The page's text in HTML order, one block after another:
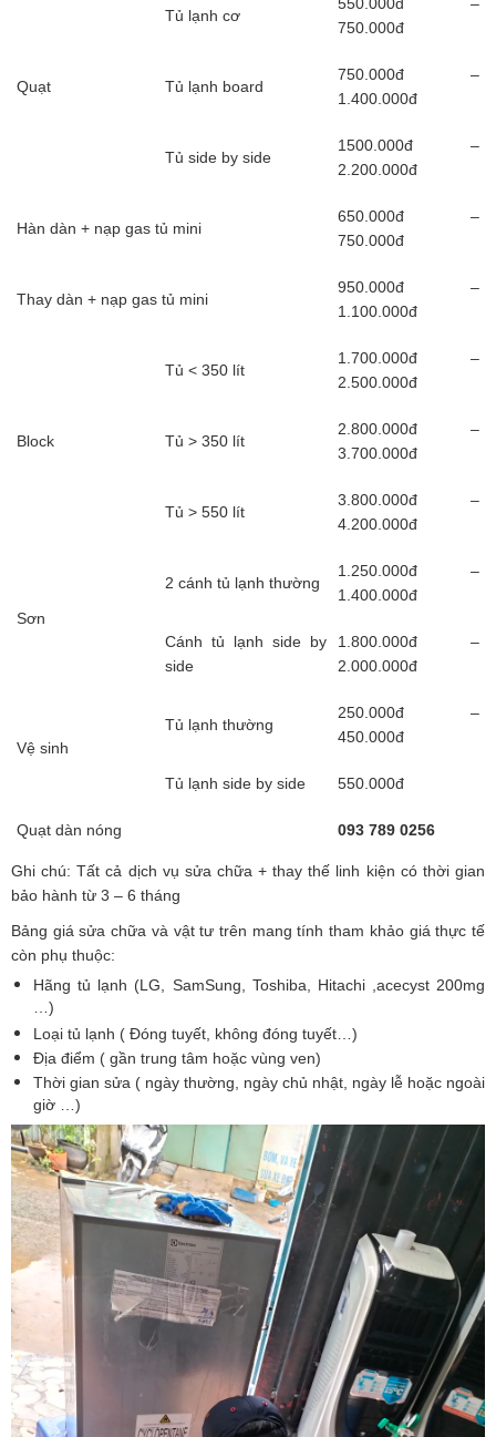
Quạt
Tủ lạnh cơ
550.000đ –
750.000đ
Tủ lạnh board
750.000đ –
1.400.000đ
Tủ side by side
1500.000đ –
2.200.000đ
Hàn dàn + nạp gas tủ mini
650.000đ –
750.000đ
Thay dàn + nạp gas tủ mini
950.000đ –
1.100.000đ
Block
Tủ < 350 lít
1.700.000đ –
2.500.000đ
Tủ > 350 lít
2.800.000đ –
3.700.000đ
Tủ > 550 lít
3.800.000đ –
4.200.000đ
Sơn
2 cánh tủ lạnh thường
1.250.000đ –
1.400.000đ
Cánh tủ lạnh side by
side
1.800.000đ –
2.000.000đ
Vệ sinh
Tủ lạnh thường
250.000đ –
450.000đ
Tủ lạnh side by side 550.000đ
Quạt dàn nóng 093 789 0256
Ghi chú: Tất cả dịch vụ sửa chữa + thay thế linh kiện có thời gian
bảo hành từ 3 – 6 tháng
Bảng giá sửa chữa và vật tư trên mang tính tham khảo giá thực tế
còn phụ thuộc:
Hãng tủ lạnh (LG, SamSung, Toshiba, Hitachi ,acecyst 200mg
…)
Loại tủ lạnh ( Đóng tuyết, không đóng tuyết…)
Địa điểm ( gần trung tâm hoặc vùng ven)
Thời gian sửa ( ngày thường, ngày chủ nhật, ngày lễ hoặc ngoài
giờ …)